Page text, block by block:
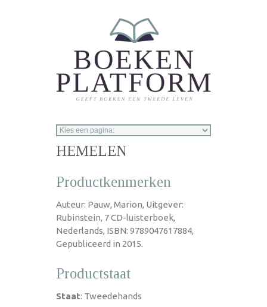
HEMELEN
Productkenmerken
Auteur: Pauw, Marion, Uitgever:
Rubinstein, 7 CD-luisterboek,
Nederlands, ISBN: 9789047617884,
Gepubliceerd in 2015.
Productstaat
Staat: Tweedehands